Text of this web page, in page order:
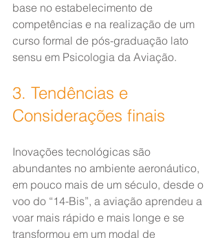
base no estabelecimento de
competências e na realização de um
curso formal de pós-graduação lato
sensu em Psicologia da Aviação.
3. Tendências e
Considerações finais
Inovações tecnológicas são
abundantes no ambiente aeronáutico,
em pouco mais de um século, desde o
voo do “14-Bis”, a aviação aprendeu a
voar mais rápido e mais longe e se
transformou em um modal de